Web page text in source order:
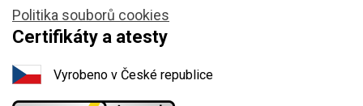
Politika souborů cookies
Certifikáty a atesty
Vyrobeno v České republice